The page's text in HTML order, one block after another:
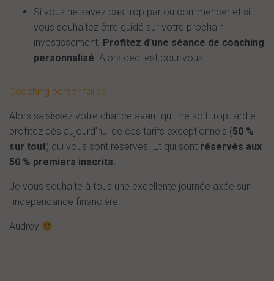
Si vous ne savez pas trop par ou commencer et si
vous souhaitez être guidé sur votre prochain
investissement. Profitez d’une séance de coaching
personnalisé. Alors ceci est pour vous.
Coaching personnalisé
Alors saisissez votre chance avant qu’il ne soit trop tard et
profitez dès aujourd’hui de ces tarifs exceptionnels (50 %
sur tout) qui vous sont réservés. Et qui sont réservés aux
50 % premiers inscrits.
Je vous souhaite à tous une excellente journée axée sur
l’indépendance financière.
Audrey